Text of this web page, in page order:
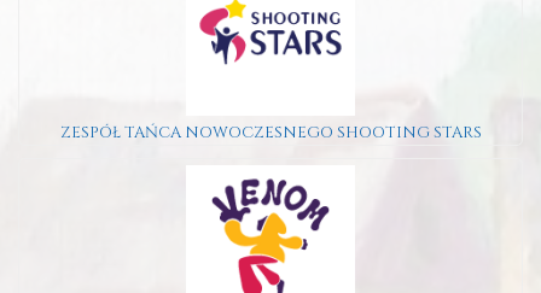
ZESPÓŁ TAŃCA NOWOCZESNEGO SHOOTING STARS